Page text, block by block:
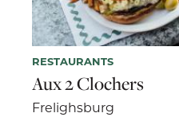
RESTAURANTS
Aux 2 Clochers
Frelighsburg